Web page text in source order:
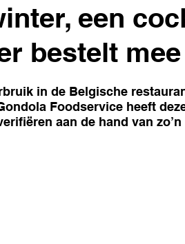
een
bestelt mee
in de Belgische
Foodservice heeft
aan de hand van zo’n